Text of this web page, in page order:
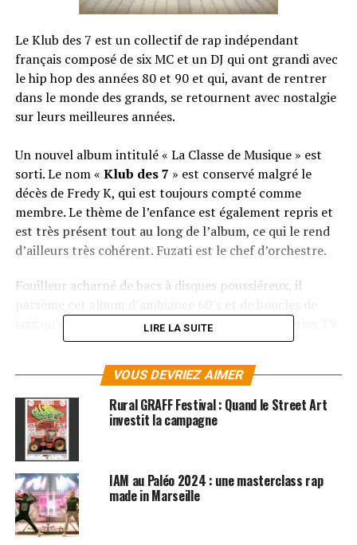
Le Klub des 7 est un collectif de rap indépendant
français composé de six MC et un DJ qui ont grandi avec
le hip hop des années 80 et 90 et qui, avant de rentrer
dans le monde des grands, se retournent avec nostalgie
sur leurs meilleures années.
Un nouvel album intitulé « La Classe de Musique » est
sorti. Le nom « Klub des 7 » est conservé malgré le
décès de Fredy K, qui est toujours compté comme
membre. Le thème de l’enfance est également repris et
est très présent tout au long de l’album, ce qui le rend
d’ailleurs très cohérent. Fuzati est le chef d’orchestre.
Fouilleur acharné de bacs à disques poussiéreux, il
jazz qu’on croirait tout droit sorties de vieilles séries TV.
grosses rythmiques mettant en valeur les flows de toute
la petite bande ainsi que les scratchs old-school de
Detect. Passer la porte de la classe de musique, c’est
revenir à un hip-hop qui, à l’instar d’un rêve d’enfant, se
doit de ne jamais mourir. L’album est disponible sur
iTunesetAmazon!
SUJETS ASSOCIÉS:
LIRE LA SUITE
VOUS DEVRIEZ AIMER
Rural GRAFF Festival : Quand le Street Art
investit la campagne
IAM au Paléo 2024 : une masterclass rap
made in Marseille